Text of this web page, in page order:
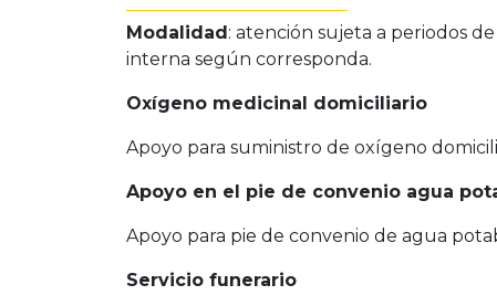
Modalidad: atención sujeta a periodos
interna según corresponda.
Oxígeno medicinal domiciliario
Apoyo para suministro de oxígeno
Apoyo en el pie de convenio agua
Apoyo para pie de convenio de agua
Servicio funerario